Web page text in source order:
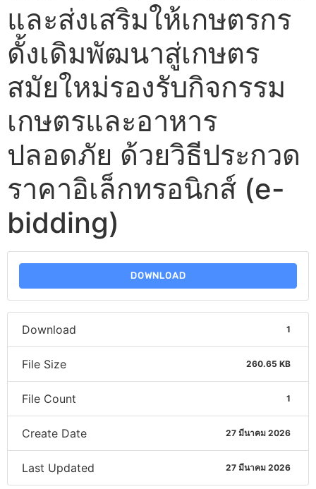
และส่งเสริมให้เกษตรกร
ดั้งเดิมพัฒนาสู่เกษตร
สมัยใหม่รองรับกิจกรรม
เกษตรและอาหาร
ปลอดภัย ด้วยวิธีประกวด
ราคาอิเล็กทรอนิกส์ (e-
bidding)
DOWNLOAD
Download 1
File Size 260.65 KB
File Count 1
Create Date 27 มีนาคม 2026
Last Updated 27 มีนาคม 2026